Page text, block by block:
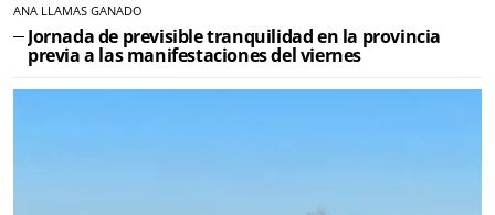
ANA LLAMAS GANADO
Jornada de previsible tranquilidad en la provincia
previa a las manifestaciones del viernes